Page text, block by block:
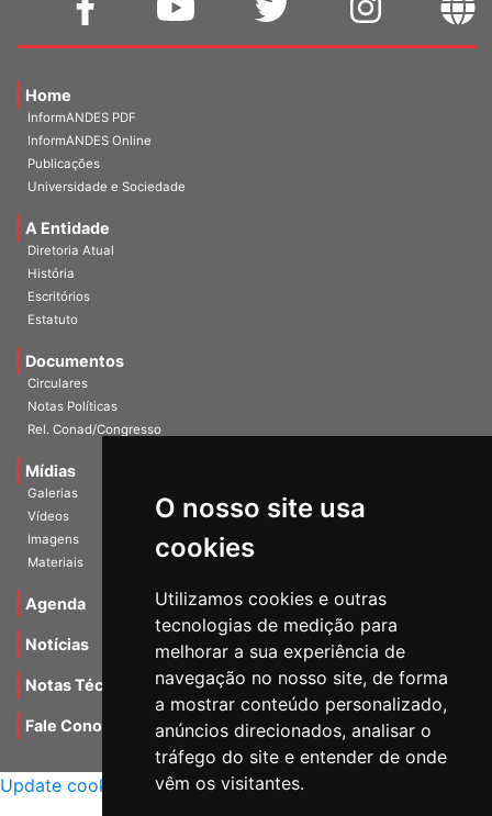
O nosso site usa
cookies
Utilizamos cookies e outras
tecnologias de medição para
melhorar a sua experiência de
navegação no nosso site, de forma
a mostrar conteúdo personalizado,
anúncios direcionados, analisar o
tráfego do site e entender de onde
vêm os visitantes.
Home
InformANDES PDF
InformANDES Online
Publicações
Universidade e Sociedade
A Entidade
Diretoria Atual
História
Escritórios
Estatuto
Documentos
Circulares
Notas Políticas
Rel. Conad/Congresso
Mídias
Galerias
Vídeos
Imagens
Materiais
Agenda
Notícias
Notas Técnicas
Fale Conocsco
MANTIDO POR Camaleão Soft
Update cookies preferences